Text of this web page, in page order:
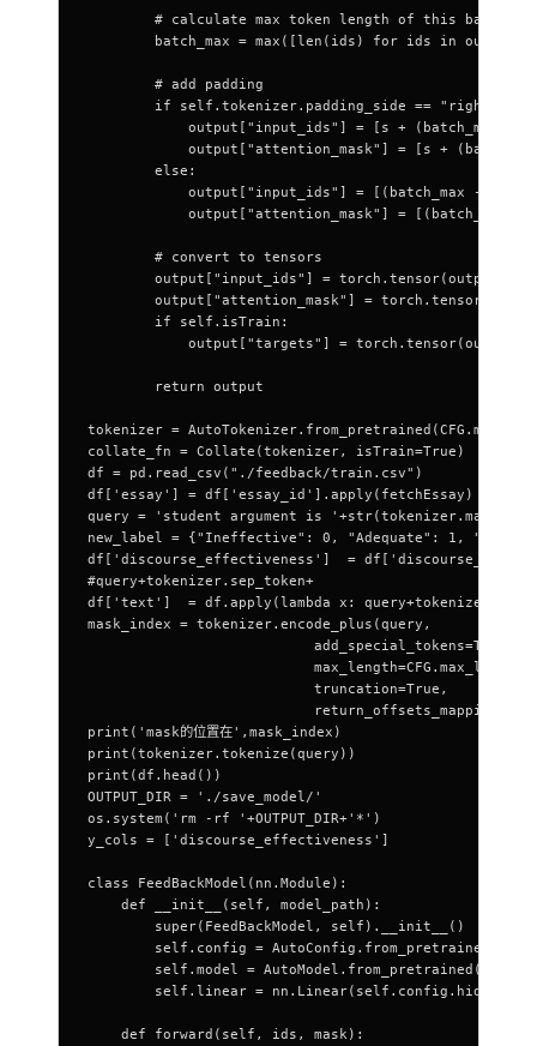
        # calculate max token length of this batch
batch_max = max([len(ids) for ids in
        # add padding
        if self.tokenizer.padding_side == "right":
output["input_ids"] = [s + (batch_max -
output["attention_mask"] = [s +
        else:
output["input_ids"] = [(batch_max -
output["attention_mask"] = [(batch_max -
        # convert to tensors
output["input_ids"] =
output["attention_mask"] =
        if self.isTrain:
output["targets"] =
        return output
tokenizer = AutoTokenizer.from_pretrained(CFG.model)
collate_fn = Collate(tokenizer, isTrain=True)
df = pd.read_csv("./feedback/train.csv")
df['essay'] = df['essay_id'].apply(fetchEssay)
query = 'student argument is
new_label = {"Ineffective": 0, "Adequate": 1,
df['discourse_effectiveness']  =
#query+tokenizer.sep_token+
df['text']  = df.apply(lambda x:
mask_index = tokenizer.encode_plus(query,
                           add_special_tokens=True,
                           max_length=CFG.max_len,
                           truncation=True,
print('mask的位置在',mask_index)
print(tokenizer.tokenize(query))
print(df.head())
OUTPUT_DIR = './save_model/'
os.system('rm -rf '+OUTPUT_DIR+'*')
y_cols = ['discourse_effectiveness']
class FeedBackModel(nn.Module):
    def __init__(self, model_path):
        super(FeedBackModel, self).__init__()
self.config =
self.model =
self.linear =
    def forward(self, ids, mask):